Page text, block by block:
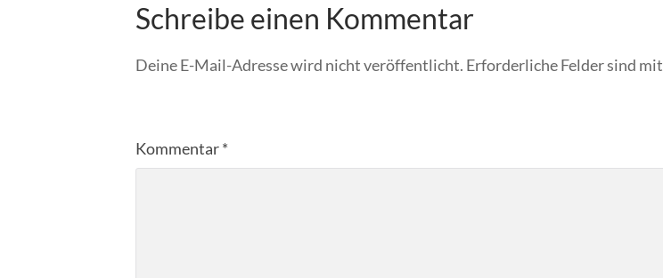
Schreibe einen Kommentar
Deine E-Mail-Adresse wird nicht veröffentlicht. Erforderliche Felder sind mit
Kommentar*